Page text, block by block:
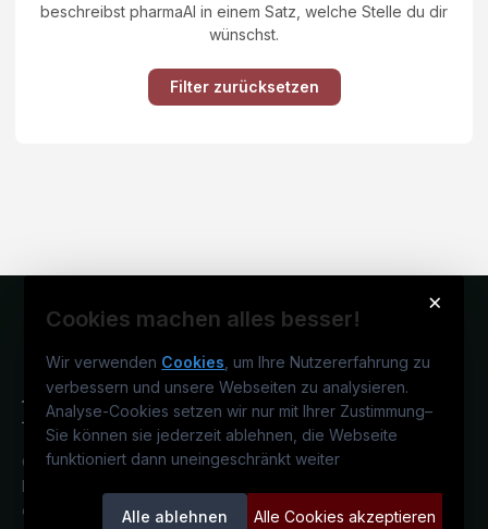
beschreibst pharmaAI in einem Satz, welche Stelle du dir
wünschst.
Filter zurücksetzen
×
Cookies machen alles besser!
Wir verwenden Cookies , um Ihre Nutzererfahrung zu
verbessern und unsere Webseiten zu analysieren.
Analyse-Cookies setzen wir nur mit Ihrer Zustimmung–
Sie können sie jederzeit ablehnen, die Webseite
funktioniert dann uneingeschränkt weiter
Alle ablehnen Alle Cookies akzeptieren
Österreichs pharmazeutisches
Karriereportal.
candidatis GmbH.